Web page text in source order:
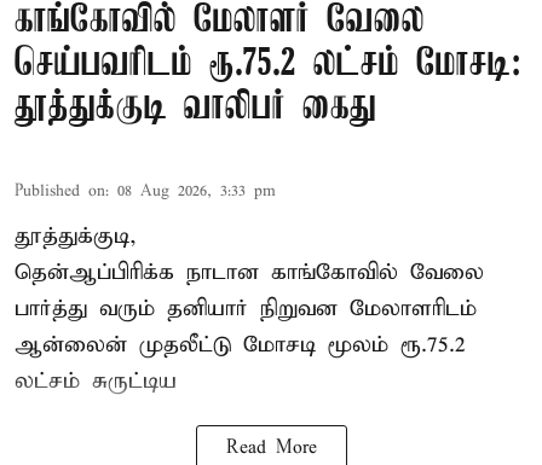
காங்கோவில் மேலாளர் வேலை
செய்பவரிடம் ரூ.75.2 லட்சம் மோசடி:
தூத்துக்குடி வாலிபர் கைது
Published on: 08 Aug 2026, 3:33 pm
தூத்துக்குடி,
தென்ஆப்பிரிக்க நாடான காங்கோவில் வேலை
பார்த்து வரும் தனியார் நிறுவன மேலாளரிடம்
ஆன்லைன் முதலீட்டு மோசடி மூலம் ரூ.75.2
லட்சம் சுருட்டிய
Read More